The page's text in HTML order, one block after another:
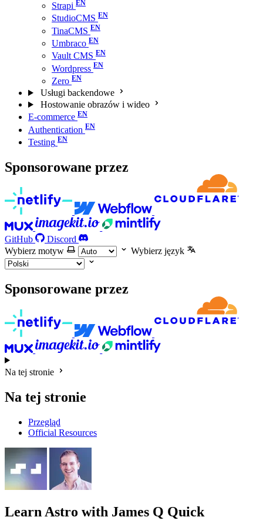
Strapi
StudioCMS
TinaCMS
Umbraco
Vault CMS
Wordpress
Zero
Usługi backendowe
Hostowanie obrazów i wideo
E-commerce
Authentication
Testing
Sponsorowane przez
GitHub
Discord
Wybierz motyw
Wybierz język
Sponsorowane przez
Na tej stronie
Na tej stronie
Przegląd
Official Resources
Learn Astro with James Q Quick